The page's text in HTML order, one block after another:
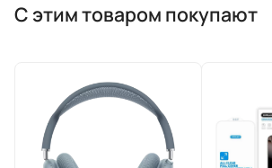
С этим товаром покупают